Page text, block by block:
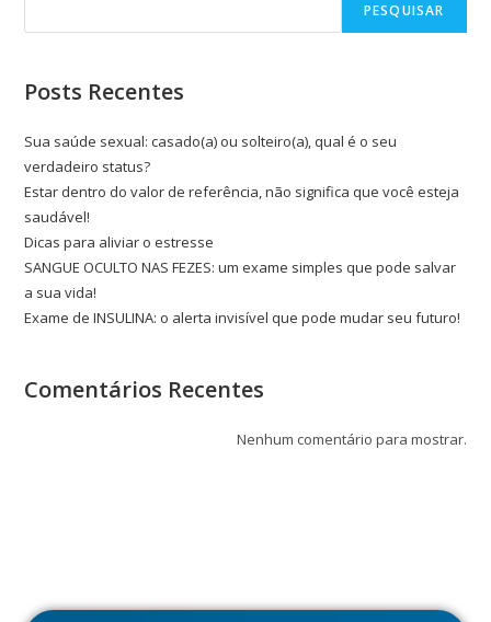
PESQUISAR
Posts Recentes
Sua saúde sexual: casado(a) ou solteiro(a), qual é o seu
verdadeiro status?
Estar dentro do valor de referência, não significa que você esteja
saudável!
Dicas para aliviar o estresse
SANGUE OCULTO NAS FEZES: um exame simples que pode salvar
a sua vida!
Exame de INSULINA: o alerta invisível que pode mudar seu futuro!
Comentários Recentes
Nenhum comentário para mostrar.